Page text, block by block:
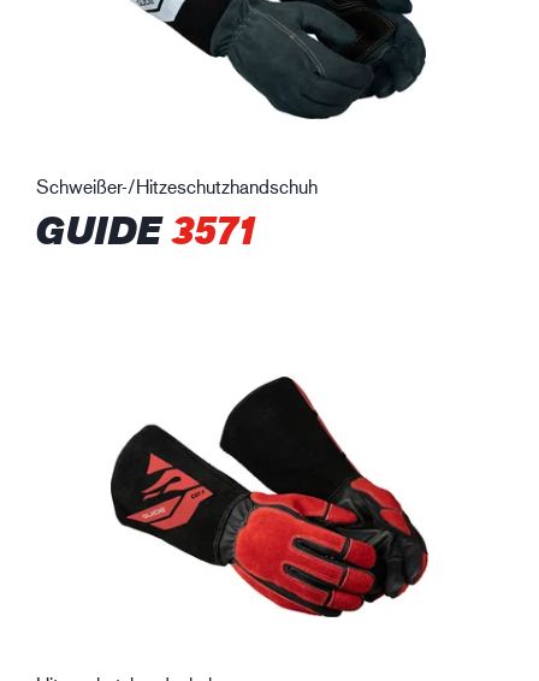
Schweißer-/Hitzeschutzhandschuh
GUIDE3571